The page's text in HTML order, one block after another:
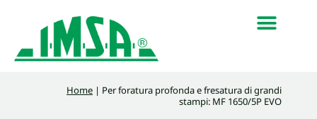
Home | Per foratura profonda e fresatura di grandi
stampi: MF 1650/5P EVO